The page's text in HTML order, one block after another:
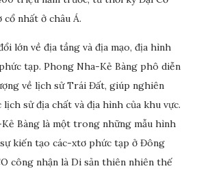
nhất ở châu Á.
lớn về địa tầng và địa mạo, địa hình
tạp. Phong Nha-Kẻ Bàng phô diễn
về lịch sử Trái Đất, giúp nghiên
sử địa chất và địa hình của khu vực.
Bàng là một trong những mẫu hình
kiến tạo các-xtơ phức tạp ở Đông
công nhận là Di sản thiên nhiên thế